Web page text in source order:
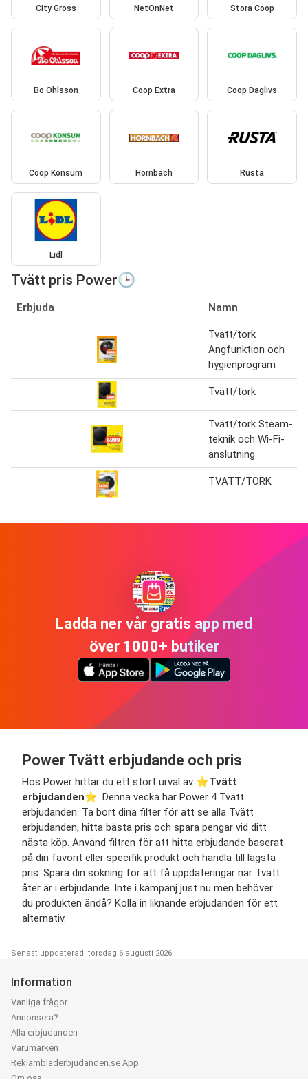
City Gross NetOnNet Stora Coop
Bo Ohlsson Coop Extra Coop Daglivs
Coop Konsum Hornbach Rusta
Lidl
Tvätt pris Power🕒
Erbjuda Namn
Tvätt/tork
Angfunktion och
hygienprogram
Tvätt/tork
Tvätt/tork Steam-
teknik och Wi-Fi-
anslutning
TVÄTT/TORK
Ladda ner vår gratis app med
över 1000+ butiker
Power Tvätt erbjudande och pris
Hos Power hittar du ett stort urval av ⭐️Tvätt
erbjudanden⭐️. Denna vecka har Power 4 Tvätt
erbjudanden. Ta bort dina filter för att se alla Tvätt
erbjudanden, hitta bästa pris och spara pengar vid ditt
nästa köp. Använd filtren för att hitta erbjudande baserat
på din favorit eller specifik produkt och handla till lägsta
pris. Spara din sökning för att få uppdateringar när Tvätt
åter är i erbjudande. Inte i kampanj just nu men behöver
du produkten ändå? Kolla in liknande erbjudanden för ett
alternativ.
Senast uppdaterad: torsdag 6 augusti 2026
Information
Vanliga frågor
Annonsera?
Alla erbjudanden
Varumärken
Reklambladerbjudanden.se App